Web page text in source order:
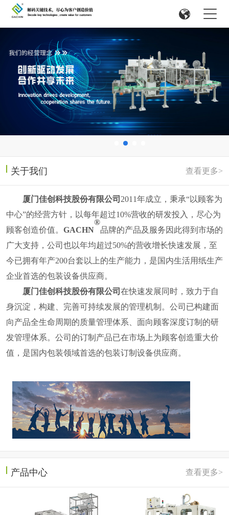
关于我们 查看更多>
厦门佳创科技股份有限公司 2011年成立， 秉承“以顾客为
中心”的经营方针，以每年超过10%营收的研发投入，尽心为
顾客创造价值。 GACHN
®
品牌的产品及服务因此得到市场的
广大支持，公司也以年均超过50%的营收增长快速发展，至
今已拥有年产200台套以上的生产能力，是国内生活用纸生产
企业首选的包装设备供应商。
厦门佳创科技股份有限公司 在快速发展同时，致力于自
身沉淀，构建、完善可持续发展的管理机制。公司已构建面
向产品全生命周期的质量管理体系、面向顾客深度订制的研
发管理体系。公司的订制产品已在市场上为顾客创造重大价
值， 是国内包装领域首选的包装订制设备供应商。
产品中心 查看更多>